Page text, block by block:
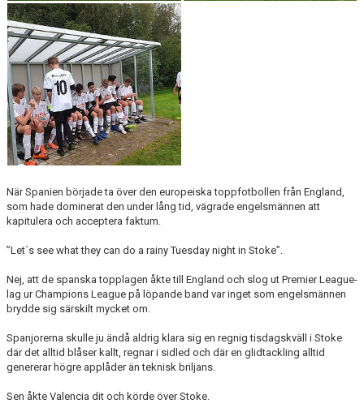
När Spanien började ta över den europeiska toppfotbollen från England,
som hade dominerat den under lång tid, vägrade engelsmännen att
kapitulera och acceptera faktum.
”Let´s see what they can do a rainy Tuesday night in Stoke”.
Nej, att de spanska topplagen åkte till England och slog ut Premier League-
lag ur Champions League på löpande band var inget som engelsmännen
brydde sig särskilt mycket om.
Spanjorerna skulle ju ändå aldrig klara sig en regnig tisdagskväll i Stoke
där det alltid blåser kallt, regnar i sidled och där en glidtackling alltid
genererar högre applåder än teknisk briljans.
Sen åkte Valencia dit och körde över Stoke.